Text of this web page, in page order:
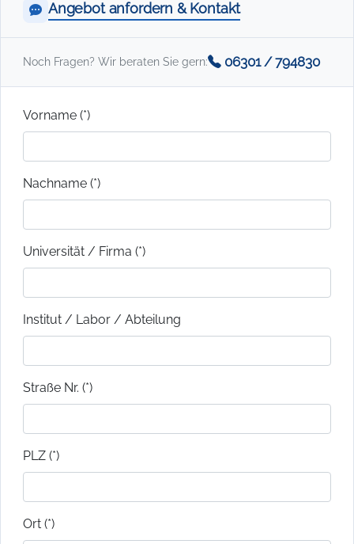
Angebot anfordern & Kontakt
Noch Fragen? Wir beraten Sie gern: 06301 / 794830
Vorname (*)
Nachname (*)
Universität / Firma (*)
Institut / Labor / Abteilung
Straße Nr. (*)
PLZ (*)
Ort (*)